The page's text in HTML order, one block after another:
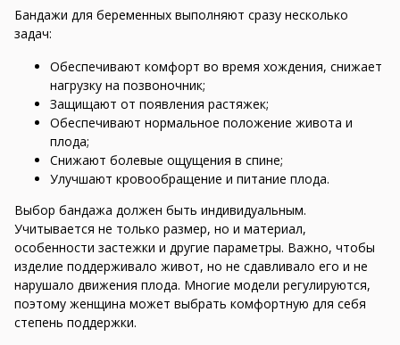
Бандажи для беременных выполняют сразу несколько
задач:
Обеспечивают комфорт во время хождения, снижает
нагрузку на позвоночник;
Защищают от появления растяжек;
Обеспечивают нормальное положение живота и
плода;
Снижают болевые ощущения в спине;
Улучшают кровообращение и питание плода.
Выбор бандажа должен быть индивидуальным.
Учитывается не только размер, но и материал,
особенности застежки и другие параметры. Важно, чтобы
изделие поддерживало живот, но не сдавливало его и не
нарушало движения плода. Многие модели регулируются,
поэтому женщина может выбрать комфортную для себя
степень поддержки.